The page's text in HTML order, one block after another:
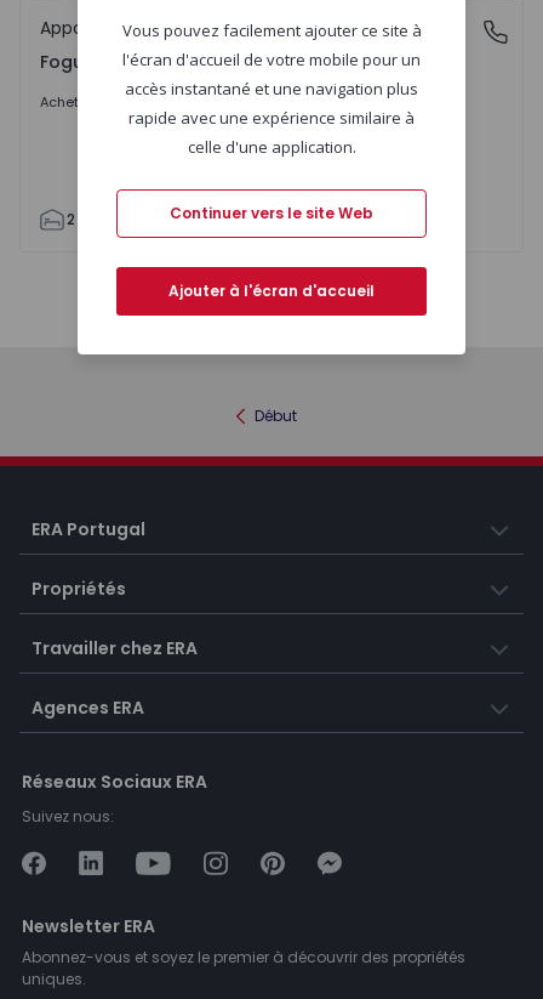
Fogueteiro, Seixal
Appartement
Fogueteiro, Seixal
Acheter 265.000 €
2 84 84 0
Début
ERA Portugal
Propriétés
Travailler chez ERA
Agences ERA
Réseaux Sociaux ERA
Suivez nous:
Newsletter ERA
Abonnez-vous et soyez le premier à découvrir des propriétés
uniques.
Vous pouvez facilement ajouter ce site à
l'écran d'accueil de votre mobile pour un
accès instantané et une navigation plus
rapide avec une expérience similaire à
celle d'une application.
Continuer vers le site Web
Ajouter à l'écran d'accueil